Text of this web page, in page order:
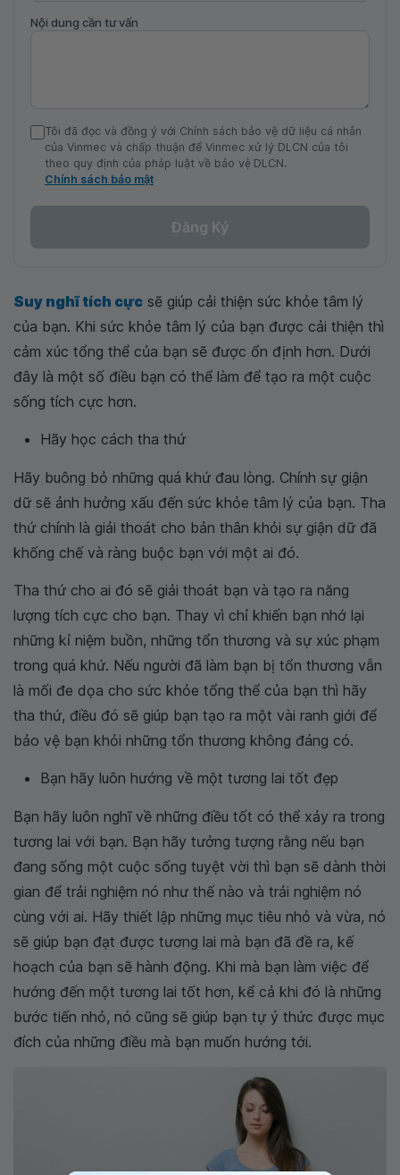
Nội dung cần tư vấn
Tôi đã đọc và đồng ý với Chính sách bảo vệ dữ liệu cá nhân
của Vinmec và chấp thuận để Vinmec xử lý DLCN của tôi
theo quy định của pháp luật về bảo vệ DLCN.
Chính sách bảo mật
Đăng Ký
Suy nghĩ tích cực sẽ giúp cải thiện sức khỏe tâm lý
của bạn. Khi sức khỏe tâm lý của bạn được cải thiện thì
cảm xúc tổng thể của bạn sẽ được ổn định hơn. Dưới
đây là một số điều bạn có thể làm để tạo ra một cuộc
sống tích cực hơn.
Hãy học cách tha thứ
Hãy buông bỏ những quá khứ đau lòng. Chính sự giận
dữ sẽ ảnh hưởng xấu đến sức khỏe tâm lý của bạn. Tha
thứ chính là giải thoát cho bản thân khỏi sự giận dữ đã
khống chế và ràng buộc bạn với một ai đó.
Tha thứ cho ai đó sẽ giải thoát bạn và tạo ra năng
lượng tích cực cho bạn. Thay vì chỉ khiến bạn nhớ lại
những kỉ niệm buồn, những tổn thương và sự xúc phạm
trong quá khứ. Nếu người đã làm bạn bị tổn thương vẫn
là mối đe dọa cho sức khỏe tổng thể của bạn thì hãy
tha thứ, điều đó sẽ giúp bạn tạo ra một vài ranh giới để
bảo vệ bạn khỏi những tổn thương không đáng có.
Bạn hãy luôn hướng về một tương lai tốt đẹp
Bạn hãy luôn nghĩ về những điều tốt có thể xảy ra trong
tương lai với bạn. Bạn hãy tưởng tượng rằng nếu bạn
đang sống một cuộc sống tuyệt vời thì bạn sẽ dành thời
gian để trải nghiệm nó như thế nào và trải nghiệm nó
cùng với ai. Hãy thiết lập những mục tiêu nhỏ và vừa, nó
sẽ giúp bạn đạt được tương lai mà bạn đã đề ra, kế
hoạch của bạn sẽ hành động. Khi mà bạn làm việc để
hướng đến một tương lai tốt hơn, kể cả khi đó là những
bước tiến nhỏ, nó cũng sẽ giúp bạn tự ý thức được mục
đích của những điều mà bạn muốn hướng tới.